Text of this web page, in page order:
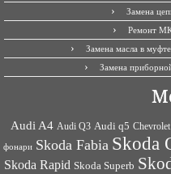
Замена
Ремонт
Замена масла в
Замена
Audi A4 Audi Q3 Audi q5
фонари Skoda Fabia Skoda
Skoda Rapid Skoda Superb